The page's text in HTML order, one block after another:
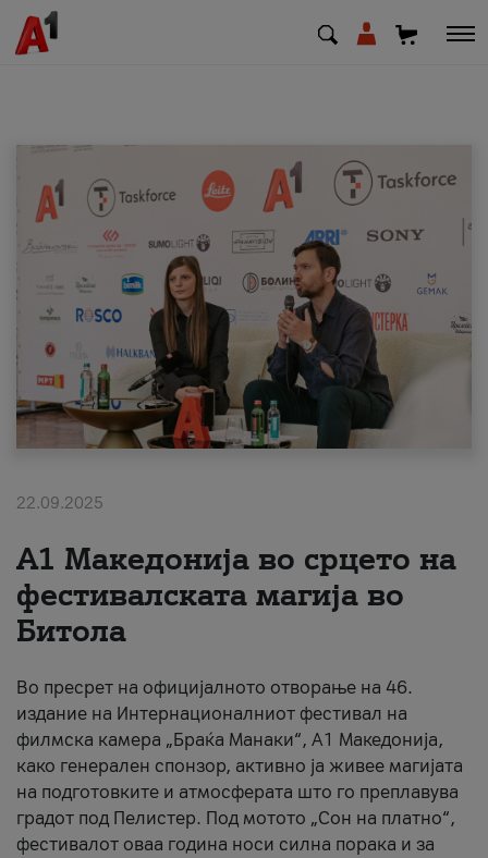
МК EN SQ
Приватни Деловни
Поддршка
Надополни кредит
#ПодобарОнлајн
22.09.2025
А1 Македонија во срцето на
фестивалската магија во
Битола
Во пресрет на официјалното отворање на 46.
издание на Интернационалниот фестивал на
филмска камера „Браќа Манаки“, А1 Македонија,
како генерален спонзор, активно ја живее магијата
на подготовките и атмосферата што го преплавува
градот под Пелистер. Под мотото „Сон на платно“,
фестивалот оваа година носи силна порака и за